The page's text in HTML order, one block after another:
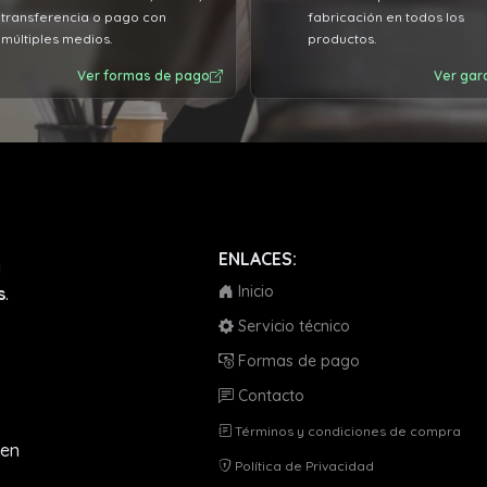
transferencia o pago con
múltiples medios.
Ver formas de pago
fabricación en todos los
productos.
Ver
.
ENLACES:
Inicio
Servicio técnico
Formas de pago
Contacto
Términos y condiciones de compra
Política de Privacidad